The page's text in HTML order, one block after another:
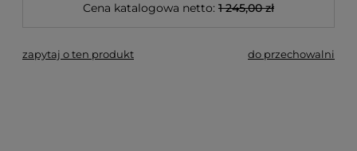
Cena katalogowa netto: 1 245,00 zł
zapytaj o ten produkt do przechowalni